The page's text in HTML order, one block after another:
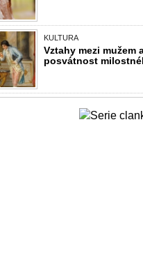
KULTURA
Vztahy mezi mužem
posvátnost